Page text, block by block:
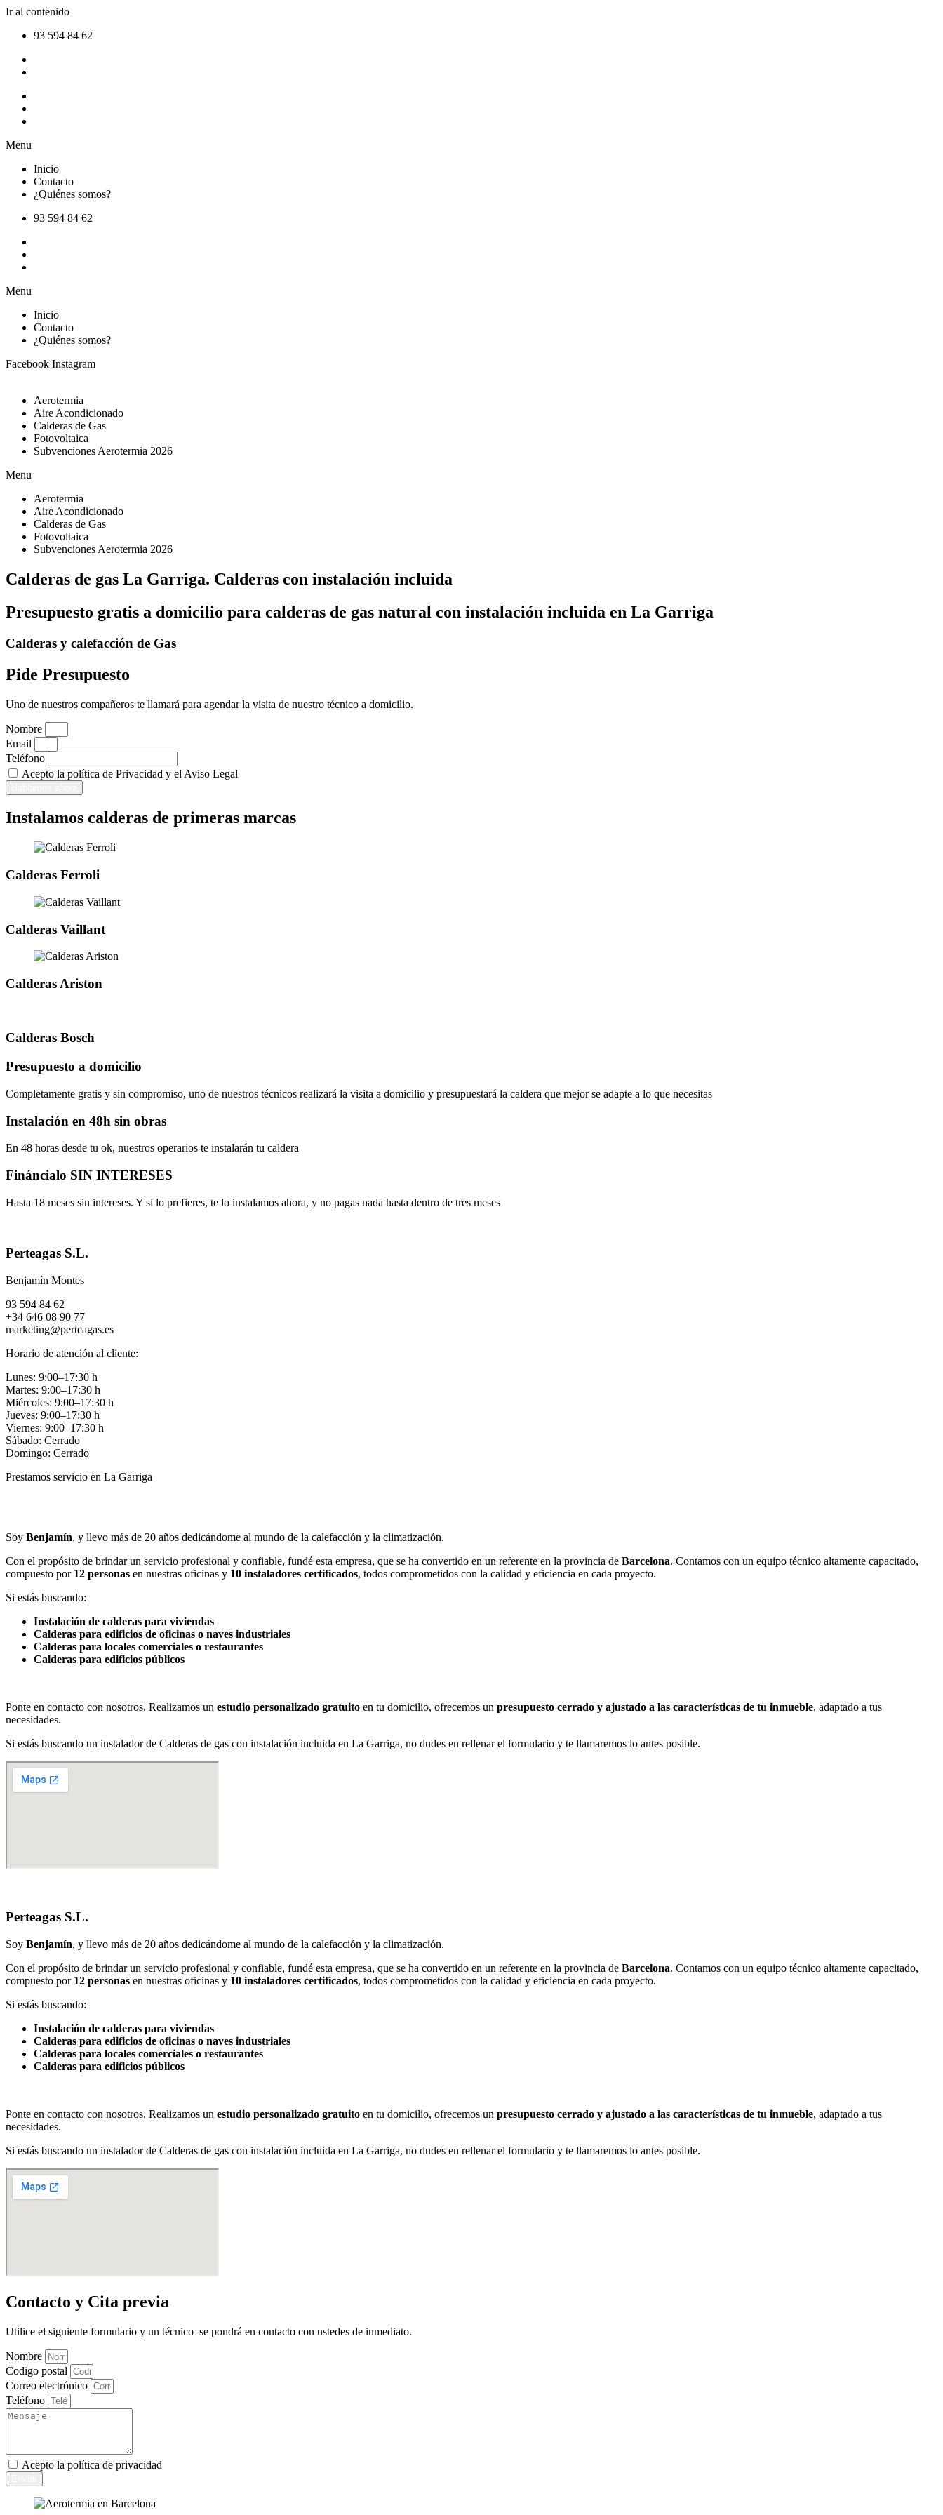
Ir al contenido
93 594 84 62
Menu
Inicio
Contacto
¿Quiénes somos?
93 594 84 62
Menu
Inicio
Contacto
¿Quiénes somos?
Facebook Instagram
Aerotermia
Aire Acondicionado
Calderas de Gas
Fotovoltaica
Subvenciones Aerotermia 2026
Menu
Aerotermia
Aire Acondicionado
Calderas de Gas
Fotovoltaica
Subvenciones Aerotermia 2026
Calderas de gas La Garriga. Calderas con instalación incluida
Presupuesto gratis a domicilio para calderas de gas natural con instalación incluida en La Garriga
Calderas y calefacción de Gas
Pide Presupuesto
Uno de nuestros compañeros te llamará para agendar la visita de nuestro técnico a domicilio.
Nombre
Email
Teléfono
Acepto la política de Privacidad y el Aviso Legal
Instalamos calderas de primeras marcas
Calderas Ferroli
Calderas Vaillant
Calderas Ariston
Calderas Bosch
Presupuesto a domicilio
Completamente gratis y sin compromiso, uno de nuestros técnicos realizará la visita a domicilio y presupuestará la caldera que mejor se adapte a lo que necesitas
Instalación en 48h sin obras
En 48 horas desde tu ok, nuestros operarios te instalarán tu caldera
Fináncialo SIN INTERESES
Hasta 18 meses sin intereses. Y si lo prefieres, te lo instalamos ahora, y no pagas nada hasta dentro de tres meses
Perteagas S.L.
Benjamín Montes
93 594 84 62
+34 646 08 90 77
marketing@perteagas.es
Horario de atención al cliente:
Lunes: 9:00–17:30 h
Martes: 9:00–17:30 h
Miércoles: 9:00–17:30 h
Jueves: 9:00–17:30 h
Viernes: 9:00–17:30 h
Sábado: Cerrado
Domingo: Cerrado
Prestamos servicio en La Garriga
Soy Benjamín, y llevo más de 20 años dedicándome al mundo de la calefacción y la climatización.
Con el propósito de brindar un servicio profesional y confiable, fundé esta empresa, que se ha convertido en un referente en la provincia de Barcelona. Contamos con un equipo técnico altamente capacitado,
compuesto por 12 personas en nuestras oficinas y 10 instaladores certificados, todos comprometidos con la calidad y eficiencia en cada proyecto.
Si estás buscando:
Instalación de calderas para viviendas
Calderas para edificios de oficinas o naves industriales
Calderas para locales comerciales o restaurantes
Calderas para edificios públicos
Ponte en contacto con nosotros. Realizamos un estudio personalizado gratuito en tu domicilio, ofrecemos un presupuesto cerrado y ajustado a las características de tu inmueble, adaptado a tus
necesidades.
Si estás buscando un instalador de Calderas de gas con instalación incluida en La Garriga, no dudes en rellenar el formulario y te llamaremos lo antes posible.
Perteagas S.L.
Soy Benjamín, y llevo más de 20 años dedicándome al mundo de la calefacción y la climatización.
Con el propósito de brindar un servicio profesional y confiable, fundé esta empresa, que se ha convertido en un referente en la provincia de Barcelona. Contamos con un equipo técnico altamente capacitado,
compuesto por 12 personas en nuestras oficinas y 10 instaladores certificados, todos comprometidos con la calidad y eficiencia en cada proyecto.
Si estás buscando:
Instalación de calderas para viviendas
Calderas para edificios de oficinas o naves industriales
Calderas para locales comerciales o restaurantes
Calderas para edificios públicos
Ponte en contacto con nosotros. Realizamos un estudio personalizado gratuito en tu domicilio, ofrecemos un presupuesto cerrado y ajustado a las características de tu inmueble, adaptado a tus
necesidades.
Si estás buscando un instalador de Calderas de gas con instalación incluida en La Garriga, no dudes en rellenar el formulario y te llamaremos lo antes posible.
Contacto y Cita previa
Utilice el siguiente formulario y un técnico se pondrá en contacto con ustedes de inmediato.
Nombre
Codigo postal
Correo electrónico
Teléfono
Acepto la política de privacidad